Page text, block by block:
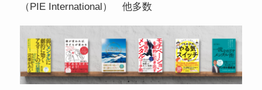
（PIE International） 他多数